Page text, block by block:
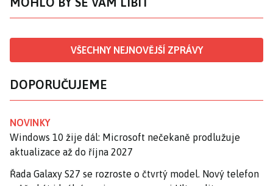
VŠECHNY NEJNOVĚJŠÍ ZPRÁVY
DOPORUČUJEME
NOVINKY
Windows 10 žije dál: Microsoft nečekaně prodlužuje
aktualizace až do října 2027
Řada Galaxy S27 se rozroste o čtvrtý model. Nový telefon